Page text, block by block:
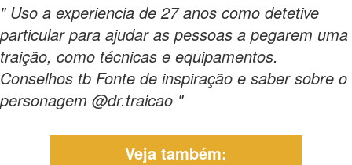
" Uso a experiencia de 27 anos como detetive
particular para ajudar as pessoas a pegarem uma
traição, como técnicas e equipamentos.
Conselhos tb Fonte de inspiração e saber sobre o
personagem @dr.traicao "
Veja também: